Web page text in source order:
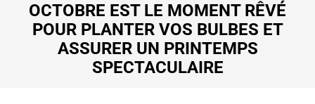
OCTOBRE EST LE MOMENT RÊVÉ
POUR PLANTER VOS BULBES ET
ASSURER UN PRINTEMPS
SPECTACULAIRE